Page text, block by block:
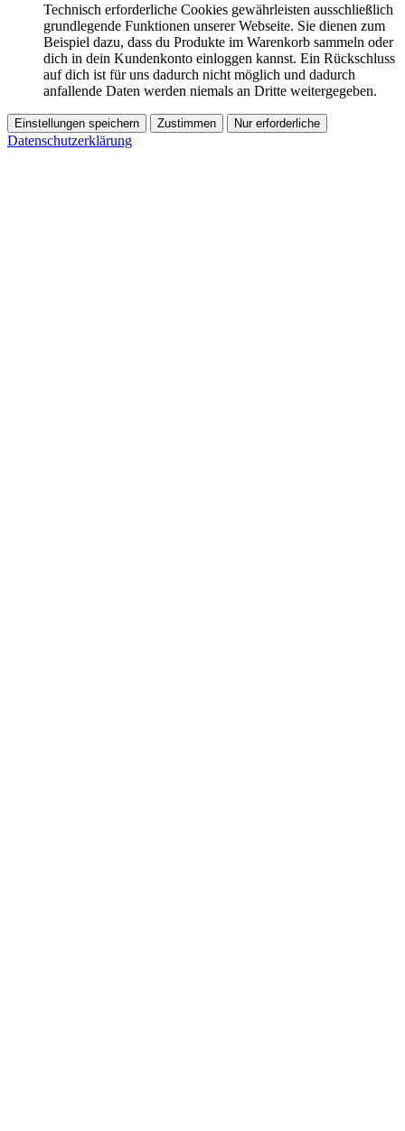
Technisch erforderliche Cookies gewährleisten ausschließlich
grundlegende Funktionen unserer Webseite. Sie dienen zum
Beispiel dazu, dass du Produkte im Warenkorb sammeln oder
dich in dein Kundenkonto einloggen kannst. Ein Rückschluss
auf dich ist für uns dadurch nicht möglich und dadurch
anfallende Daten werden niemals an Dritte weitergegeben.
Einstellungen speichern Zustimmen Nur erforderliche
Datenschutzerklärung